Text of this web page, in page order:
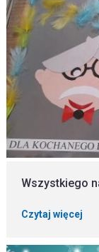
Wszystkiego
Czytaj więcej